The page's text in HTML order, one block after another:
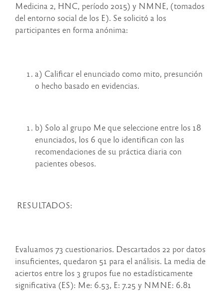
Medicina 2, HNC, período 2015) y NMNE, (tomados
del entorno social de los E). Se solicitó a los
participantes en forma anónima:
a) Calificar el enunciado como mito, presunción
o hecho basado en evidencias.
b) Solo al grupo Me que seleccione entre los 18
enunciados, los 6 que lo identifican con las
recomendaciones de su práctica diaria con
pacientes obesos.
RESULTADOS:
Evaluamos 73 cuestionarios. Descartados 22 por datos
insuficientes, quedaron 51 para el análisis. La media de
aciertos entre los 3 grupos fue no estadísticamente
significativa (ES): Me: 6.53, E: 7.25 y NMNE: 6.81